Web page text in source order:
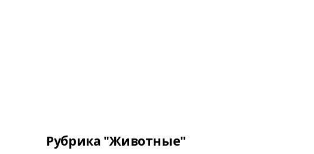
Рубрика "Животные"